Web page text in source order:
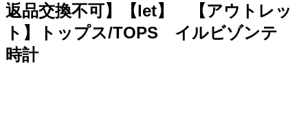
返品交換不可】【let】 【アウトレッ
ト】トップス/TOPS イルビゾンテ
時計